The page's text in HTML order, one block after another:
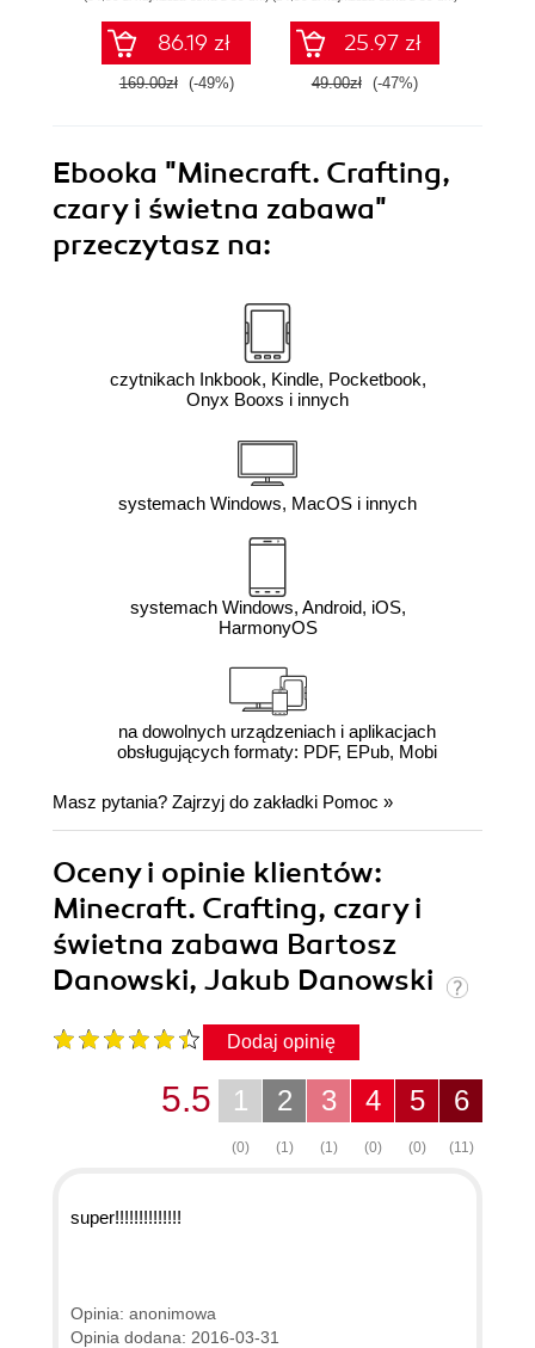
sieci
86.19 zł
169.00zł (-49%)
25.97 zł
49.00zł (-47%)
Ebooka "Minecraft. Crafting,
czary i świetna zabawa"
przeczytasz na:
czytnikach Inkbook, Kindle, Pocketbook,
Onyx Booxs i innych
systemach Windows, MacOS i innych
systemach Windows, Android, iOS,
HarmonyOS
na dowolnych urządzeniach i aplikacjach
obsługujących formaty: PDF, EPub, Mobi
Masz pytania? Zajrzyj do zakładki Pomoc »
Oceny i opinie klientów:
Minecraft. Crafting, czary i
świetna zabawa Bartosz
Danowski, Jakub Danowski
Dodaj opinię
6
(11)
5
(0)
4
(0)
3
(1)
2
(1)
1
(0)
5.5
super!!!!!!!!!!!!!!
Opinia: anonimowa
Opinia dodana: 2016-03-31